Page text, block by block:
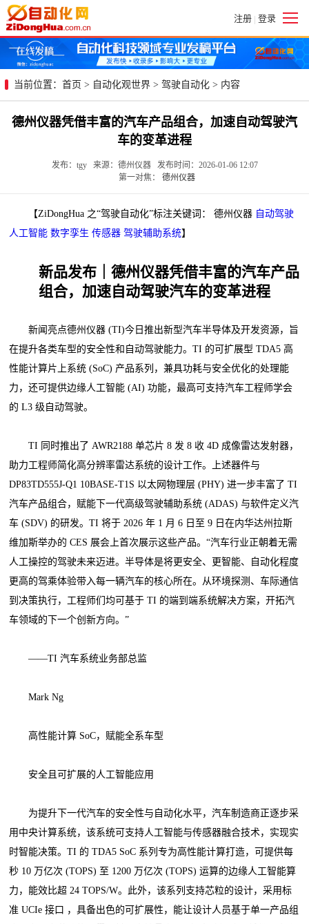
注册 | 登录
当前位置： 首页 > 自动化观世界 > 驾驶自动化 > 内容
德州仪器凭借丰富的汽车产品组合，加速自动驾驶汽
车的变革进程
发布：tgy 来源：德州仪器 发布时间：2026-01-06 12:07
第一对焦： 德州仪器
【ZiDongHua 之“驾驶自动化”标注关键词： 德州仪器 自动驾驶
人工智能 数字孪生 传感器 驾驶辅助系统】
新品发布｜德州仪器凭借丰富的汽车产品
组合，加速自动驾驶汽车的变革进程
新闻亮点德州仪器 (TI)今日推出新型汽车半导体及开发资源，旨
在提升各类车型的安全性和自动驾驶能力。TI 的可扩展型 TDA5 高
性能计算片上系统 (SoC) 产品系列，兼具功耗与安全优化的处理能
力，还可提供边缘人工智能 (AI) 功能，最高可支持汽车工程师学会
的 L3 级自动驾驶。
TI 同时推出了 AWR2188 单芯片 8 发 8 收 4D 成像雷达发射器，
助力工程师简化高分辨率雷达系统的设计工作。上述器件与
DP83TD555J-Q1 10BASE-T1S 以太网物理层 (PHY) 进一步丰富了 TI
汽车产品组合，赋能下一代高级驾驶辅助系统 (ADAS) 与软件定义汽
车 (SDV) 的研发。TI 将于 2026 年 1 月 6 日至 9 日在内华达州拉斯
维加斯举办的 CES 展会上首次展示这些产品。“汽车行业正朝着无需
人工操控的驾驶未来迈进。半导体是将更安全、更智能、自动化程度
更高的驾乘体验带入每一辆汽车的核心所在。从环境探测、车际通信
到决策执行，工程师们均可基于 TI 的端到端系统解决方案，开拓汽
车领域的下一个创新方向。”
——TI 汽车系统业务部总监
Mark Ng
高性能计算 SoC，赋能全系车型
安全且可扩展的人工智能应用
为提升下一代汽车的安全性与自动化水平，汽车制造商正逐步采
用中央计算系统，该系统可支持人工智能与传感器融合技术，实现实
时智能决策。TI 的 TDA5 SoC 系列专为高性能计算打造，可提供每
秒 10 万亿次 (TOPS) 至 1200 万亿次 (TOPS) 运算的边缘人工智能算
力，能效比超 24 TOPS/W。此外，该系列支持芯粒的设计，采用标
准 UCIe 接口 ，具备出色的可扩展性，能让设计人员基于单一产品组